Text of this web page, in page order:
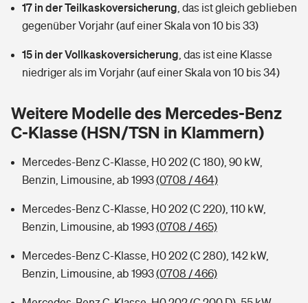
Zur Übersicht
Tools
Hochwasser-Check: Wie gefährdet ist Ihr Haus?
Wer versichert was: Jetzt Versicherer finden
Sie haben Fragen?
Handyversicherung
Private Cyberversicherung
Musikinstrumentenversicherung
Zur Übersicht
Tools
Kinderunfall-Check: Mehr Sicherheit für deine Kids
Sie haben Fragen?
Rentenrechner: Wie viel Geld bekomme ich im Alter?
17 in der Teilkaskoversicherung das ist gleich geblieben
gegenüber Vorjahr (auf einer Skala von 10 bis 33)
15 in der Vollkaskoversicherung das ist eine Klasse
niedriger als im Vorjahr (auf einer Skala von 10 bis 34)
Weitere Modelle des Mercedes-Benz
C-Klasse (HSN/TSN in Klammern)
Mercedes-Benz C-Klasse, H0 202 (C 180), 90 kW,
Benzin, Limousine, ab 1993(0708 / 464)
Mercedes-Benz C-Klasse, H0 202 (C 220), 110 kW,
Benzin, Limousine, ab 1993(0708 / 465)
Mercedes-Benz C-Klasse, H0 202 (C 280), 142 kW,
Benzin, Limousine, ab 1993(0708 / 466)